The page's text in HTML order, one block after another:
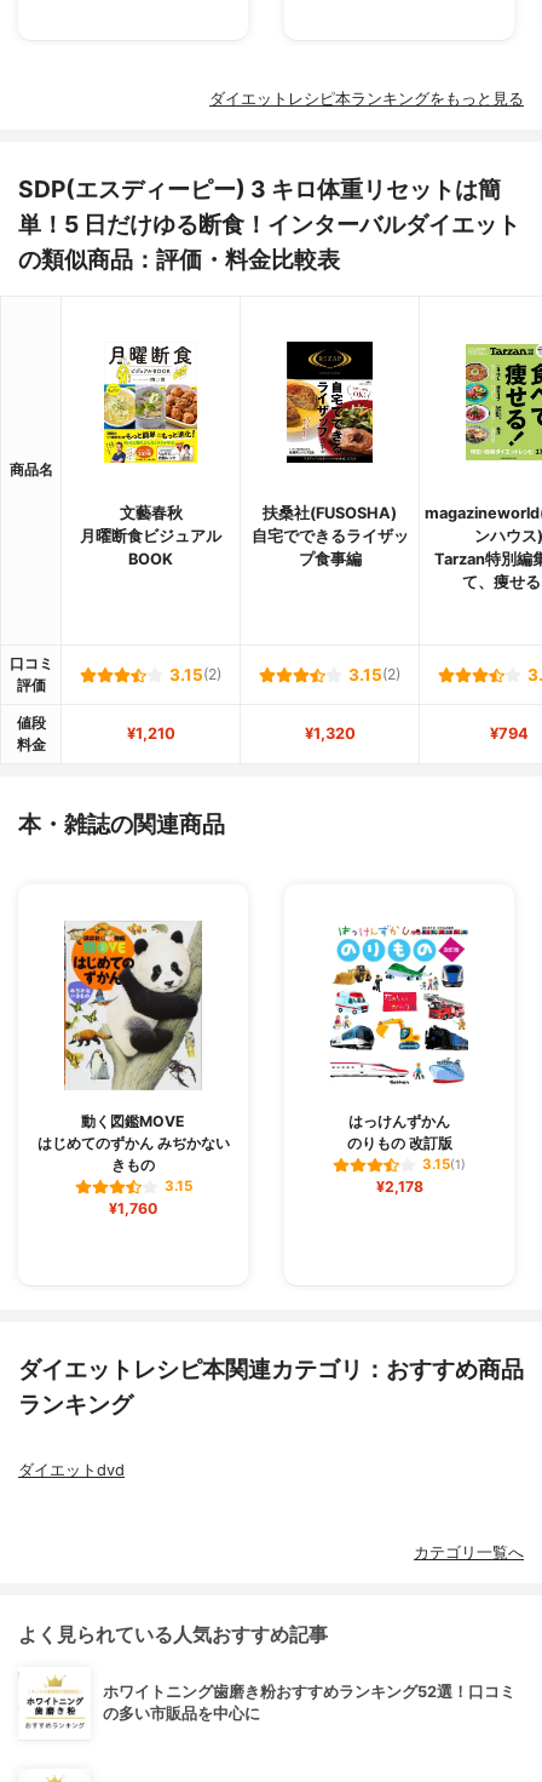
ダイエットレシピ本ランキングをもっと見る
SDP(エスディーピー) 3 キロ体重リセットは簡
単！5 日だけゆる断食！インターバルダイエット
の類似商品：評価・料金比較表
商品名
文藝春秋
月曜断食ビジュアル
BOOK
扶桑社(FUSOSHA)
自宅でできるライザッ
プ食事編
ンハウス)
Tarzan特別編
て、痩せ
口コミ
評価
3.15(2) 3.15(2)
値段
料金
¥1,210 ¥1,320 ¥794
本・雑誌の関連商品
動く図鑑MOVE
はじめてのずかん みぢかない
きもの
3.15
¥1,760
はっけんずかん
のりもの 改訂版
3.15(1)
¥2,178
ダイエットレシピ本関連カテゴリ：おすすめ商品
ランキング
ダイエットdvd
カテゴリ一覧へ
よく見られている人気おすすめ記事
ホワイトニング歯磨き粉おすすめランキング52選！口コミ
の多い市販品を中心に